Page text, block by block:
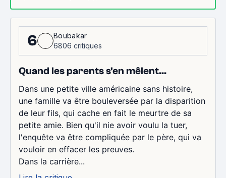
6
Boubakar
6806 critiques
Quand les parents s'en mêlent...
Dans une petite ville américaine sans histoire,
une famille va être bouleversée par la disparition
de leur fils, qui cache en fait le meurtre de sa
petite amie. Bien qu'il nie avoir voulu la tuer,
l'enquête va être compliquée par le père, qui va
vouloir en effacer les preuves.
Dans la carrière...